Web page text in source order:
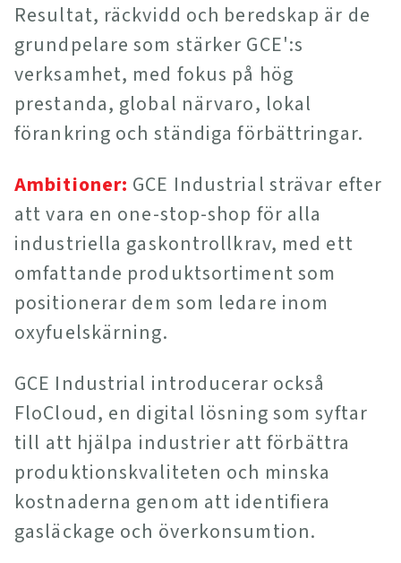
Resultat, räckvidd och beredskap är de
grundpelare som stärker GCE':s
verksamhet, med fokus på hög
prestanda, global närvaro, lokal
förankring och ständiga förbättringar.
Ambitioner: GCE Industrial strävar efter
att vara en one-stop-shop för alla
industriella gaskontrollkrav, med ett
omfattande produktsortiment som
positionerar dem som ledare inom
oxyfuelskärning.
GCE Industrial introducerar också
FloCloud, en digital lösning som syftar
till att hjälpa industrier att förbättra
produktionskvaliteten och minska
kostnaderna genom att identifiera
gasläckage och överkonsumtion.